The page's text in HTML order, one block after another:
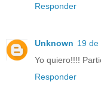
Responder
Unknown 19 de
Yo quiero!!!!
Responder